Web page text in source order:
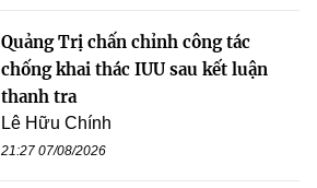
Quảng Trị chấn chỉnh công tác
chống khai thác IUU sau kết luận
thanh tra
Lê Hữu Chính
21:27 07/08/2026